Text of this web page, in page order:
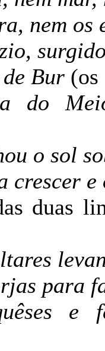
nem os
Bur (os
do
o sol
crescer
duas
para
e